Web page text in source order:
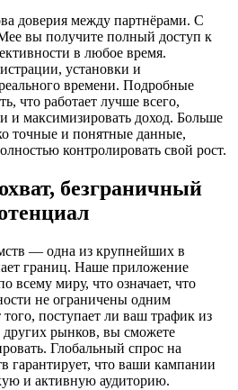
доверия между партнёрами. С
вы получите полный доступ к
в любое время.
установки и
времени. Подробные
что работает лучше всего,
и максимизировать доход. Больше
точные и понятные данные,
контролировать свой рост.
безграничный
— одна из крупнейших в
границ. Наше приложение
всему миру, что означает, что
не ограничены одним
поступает ли ваш трафик из
рынков, вы сможете
Глобальный спрос на
гарантирует, что ваши кампании
и активную аудиторию.